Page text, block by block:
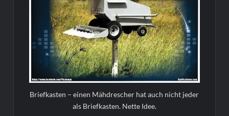
Briefkasten – einen Mähdrescher hat auch nicht jeder
als Briefkasten. Nette Idee.